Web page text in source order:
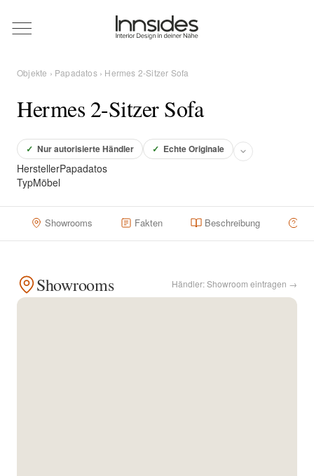
Magazin
Showrooms
Designer
Objekte › Papadatos› Hermes 2-Sitzer Sofa
Hermes 2-Sitzer Sofa
✓ Nur autorisierte Händler ✓ Echte Originale
HerstellerPapadatos
TypMöbel
Showrooms Fakten Beschreibung
Showrooms Händler: Showroom eintragen →